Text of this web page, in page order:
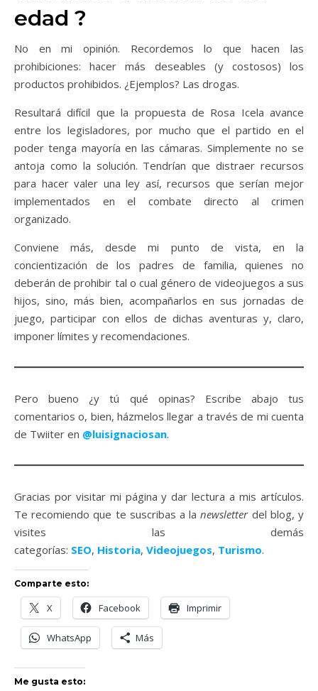
edad ?
No en mi opinión. Recordemos lo que hacen las
prohibiciones: hacer más deseables (y costosos) los
productos prohibidos. ¿Ejemplos? Las drogas.
Resultará difícil que la propuesta de Rosa Icela avance
entre los legisladores, por mucho que el partido en el
poder tenga mayoría en las cámaras. Simplemente no se
antoja como la solución. Tendrían que distraer recursos
para hacer valer una ley así, recursos que serían mejor
implementados en el combate directo al crimen
organizado.
Conviene más, desde mi punto de vista, en la
concientización de los padres de familia, quienes no
deberán de prohibir tal o cual género de videojuegos a sus
hijos, sino, más bien, acompañarlos en sus jornadas de
juego, participar con ellos de dichas aventuras y, claro,
imponer límites y recomendaciones.
Pero bueno ¿y tú qué opinas? Escribe abajo tus
comentarios o, bien, házmelos llegar a través de mi cuenta
de Twiiter en @luisignaciosan.
Gracias por visitar mi página y dar lectura a mis artículos.
Te recomiendo que te suscribas a lanewsletterdel blog, y
visites las demás
categorías: SEO, Historia, Videojuegos, Turismo.
Comparte esto:
X Facebook Imprimir
WhatsApp Más
Me gusta esto: